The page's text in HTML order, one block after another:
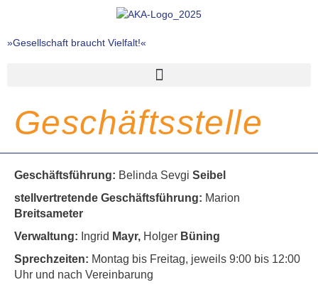
springen
»Gesellschaft braucht Vielfalt!«
Geschäftsstelle
Geschäftsführung: Belinda Sevgi Seibel
stellvertretende Geschäftsführung: Marion
Breitsameter
Verwaltung: Ingrid Mayr, Holger Büning
Sprechzeiten: Montag bis Freitag, jeweils 9:00 bis 12:00
Uhr und nach Vereinbarung